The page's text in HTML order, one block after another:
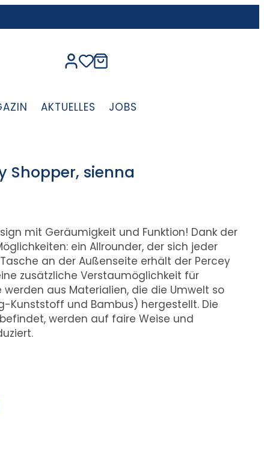
AKTUELLES JOBS
Shopper, sienna
mit Geräumigkeit und Funktion! Dank der
ein Allrounder, der sich jeder
an der Außenseite erhält der Percey
zusätzliche Verstaumöglichkeit für
werden aus Materialien, die die Umwelt so
Kunststoff und Bambus) hergestellt. Die
werden auf faire Weise und